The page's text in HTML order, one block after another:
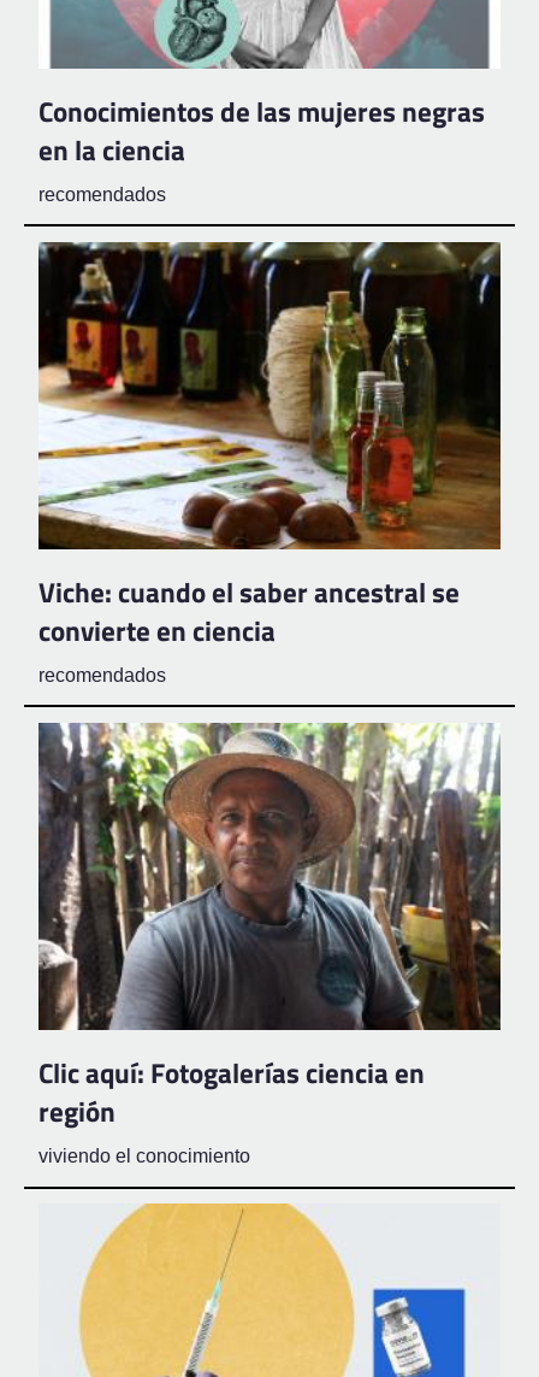
Conocimientos de las mujeres negras
en la ciencia
recomendados
Viche: cuando el saber ancestral se
convierte en ciencia
recomendados
Clic aquí: Fotogalerías ciencia en
región
viviendo el conocimiento